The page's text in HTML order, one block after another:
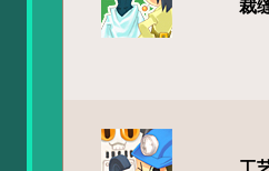
裁